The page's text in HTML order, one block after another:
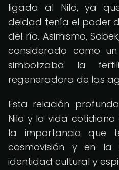
ligada al Nilo, ya
deidad tenía el poder
del río. Asimismo,
considerado como
simbolizaba la
regeneradora de las
Esta relación
Nilo y la vida
la importancia que
cosmovisión y en la
identidad cultural y